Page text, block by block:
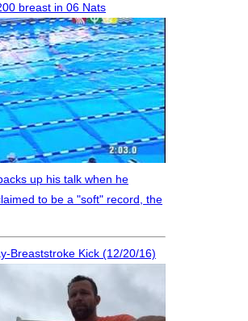
breast in 06 Nats
up his talk when he
to be a "soft" record, the
Breaststroke Kick (12/20/16)